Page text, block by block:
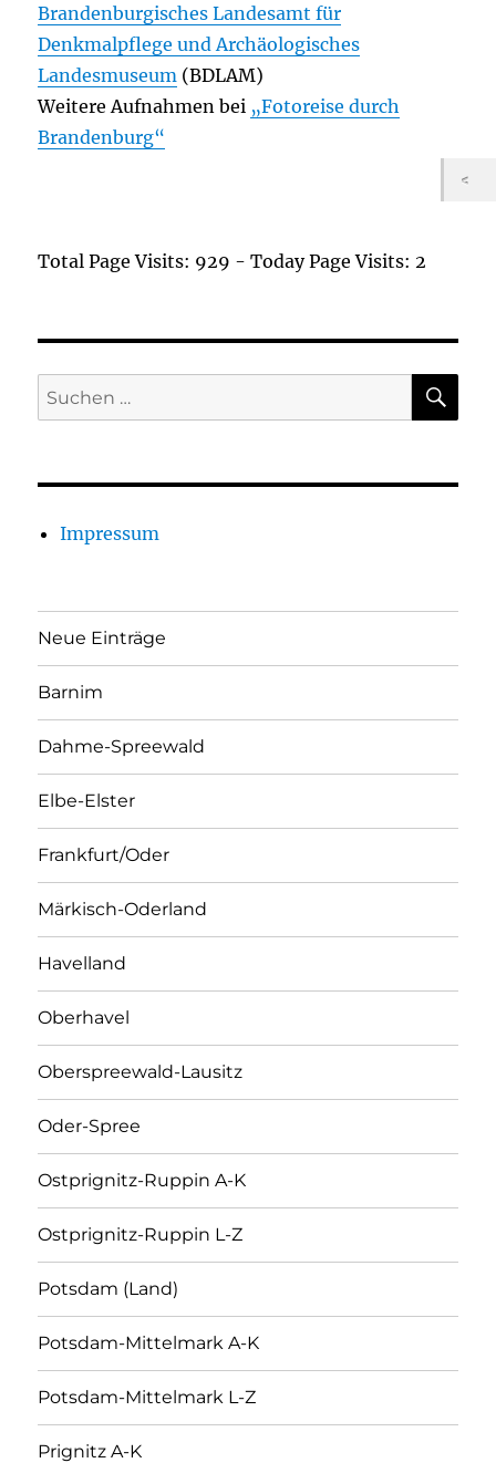
Brandenburgisches Landesamt für
Denkmalpflege und Archäologisches
Landesmuseum (BDLAM)
Weitere Aufnahmen bei „Fotoreise durch
Brandenburg“
Total Page Visits: 929 - Today Page Visits: 2
Suchen
nach:
Impressum
Neue Einträge
Barnim
Dahme-Spreewald
Elbe-Elster
Frankfurt/Oder
Märkisch-Oderland
Havelland
Oberhavel
Oberspreewald-Lausitz
Oder-Spree
Ostprignitz-Ruppin A-K
Ostprignitz-Ruppin L-Z
Potsdam (Land)
Potsdam-Mittelmark A-K
Potsdam-Mittelmark L-Z
Prignitz A-K